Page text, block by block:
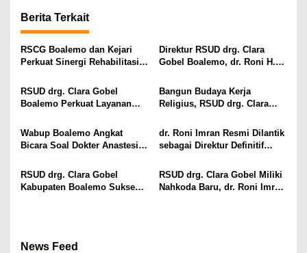
i
g
a
s
i
p
o
s
Berita Terkait
RSCG Boalemo dan Kejari
Perkuat Sinergi Rehabilitasi
Narkotika melalui Keadilan
Restoratif
Direktur RSUD drg. Clara
Gobel Boalemo, dr. Roni H.
Strategis Penguatan Layanan
Uronefrologi
RSUD drg. Clara Gobel
Boalemo Perkuat Layanan
Nasional, dr. Roni H. Imran:
Tingkatkan Akses Layanan
Bangun Budaya Kerja
Religius, RSUD drg. Clara
Program Baca Al-Qur’an bagi
Seluruh Pegawai
Wabup Boalemo Angkat
Bicara Soal Dokter Anastesi
Tetap Optimal
dr. Roni Imran Resmi Dilantik
sebagai Direktur Definitif
Boalemo
RSUD drg. Clara Gobel
Kabupaten Boalemo Sukses
RSUD drg. Clara Gobel Miliki
Nahkoda Baru, dr. Roni Imran
News Feed